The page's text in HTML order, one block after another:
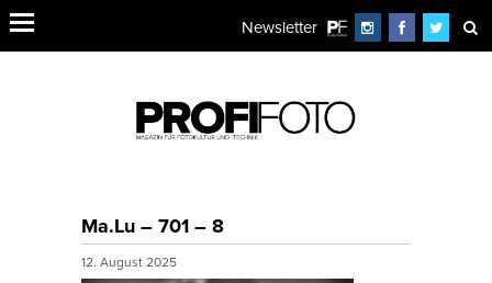
Newsletter
Ma.Lu – 701 – 8
12. August 2025